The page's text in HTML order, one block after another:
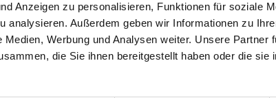
Anzeigen zu personalisieren, Funktionen für soziale
analysieren. Außerdem geben wir Informationen zu
Werbung und Analysen weiter. Unsere Partner
die Sie ihnen bereitgestellt haben oder die sie
• staatlich geprüfter Betriebswirt